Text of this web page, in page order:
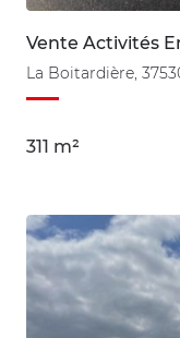
Vente Activités
La Boitardière,
311 m²